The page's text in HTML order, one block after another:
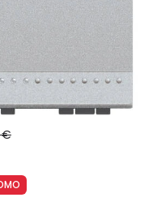
€